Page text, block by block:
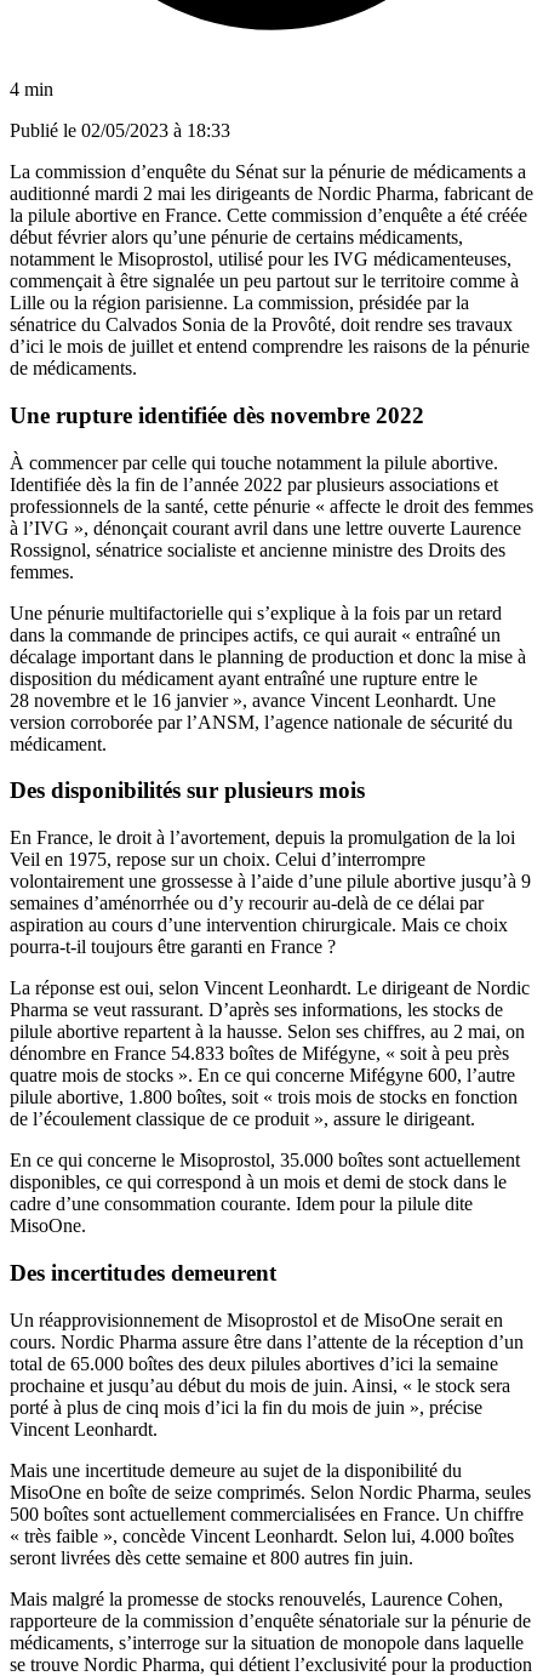
4 min
Publié le 02/05/2023 à 18:33
La commission d’enquête du Sénat sur la pénurie de médicaments a
auditionné mardi 2 mai les dirigeants de Nordic Pharma, fabricant de
la pilule abortive en France. Cette commission d’enquête a été créée
début février alors qu’une pénurie de certains médicaments,
notamment le Misoprostol, utilisé pour les IVG médicamenteuses,
commençait à être signalée un peu partout sur le territoire comme à
Lille ou la région parisienne. La commission, présidée par la
sénatrice du Calvados Sonia de la Provôté, doit rendre ses travaux
d’ici le mois de juillet et entend comprendre les raisons de la pénurie
de médicaments.
Une rupture identifiée dès novembre 2022
À commencer par celle qui touche notamment la pilule abortive.
Identifiée dès la fin de l’année 2022 par plusieurs associations et
professionnels de la santé, cette pénurie « affecte le droit des femmes
à l’IVG », dénonçait courant avril dans une lettre ouverte Laurence
Rossignol, sénatrice socialiste et ancienne ministre des Droits des
femmes.
Une pénurie multifactorielle qui s’explique à la fois par un retard
dans la commande de principes actifs, ce qui aurait « entraîné un
décalage important dans le planning de production et donc la mise à
disposition du médicament ayant entraîné une rupture entre le
28 novembre et le 16 janvier », avance Vincent Leonhardt. Une
version corroborée par l’ANSM, l’agence nationale de sécurité du
médicament.
Des disponibilités sur plusieurs mois
En France, le droit à l’avortement, depuis la promulgation de la loi
Veil en 1975, repose sur un choix. Celui d’interrompre
volontairement une grossesse à l’aide d’une pilule abortive jusqu’à 9
semaines d’aménorrhée ou d’y recourir au-delà de ce délai par
aspiration au cours d’une intervention chirurgicale. Mais ce choix
pourra-t-il toujours être garanti en France ?
La réponse est oui, selon Vincent Leonhardt. Le dirigeant de Nordic
Pharma se veut rassurant. D’après ses informations, les stocks de
pilule abortive repartent à la hausse. Selon ses chiffres, au 2 mai, on
dénombre en France 54.833 boîtes de Mifégyne, « soit à peu près
quatre mois de stocks ». En ce qui concerne Mifégyne 600, l’autre
pilule abortive, 1.800 boîtes, soit « trois mois de stocks en fonction
de l’écoulement classique de ce produit », assure le dirigeant.
En ce qui concerne le Misoprostol, 35.000 boîtes sont actuellement
disponibles, ce qui correspond à un mois et demi de stock dans le
cadre d’une consommation courante. Idem pour la pilule dite
MisoOne.
Des incertitudes demeurent
Un réapprovisionnement de Misoprostol et de MisoOne serait en
cours. Nordic Pharma assure être dans l’attente de la réception d’un
total de 65.000 boîtes des deux pilules abortives d’ici la semaine
prochaine et jusqu’au début du mois de juin. Ainsi, « le stock sera
porté à plus de cinq mois d’ici la fin du mois de juin », précise
Vincent Leonhardt.
Mais une incertitude demeure au sujet de la disponibilité du
MisoOne en boîte de seize comprimés. Selon Nordic Pharma, seules
500 boîtes sont actuellement commercialisées en France. Un chiffre
« très faible », concède Vincent Leonhardt. Selon lui, 4.000 boîtes
seront livrées dès cette semaine et 800 autres fin juin.
Mais malgré la promesse de stocks renouvelés, Laurence Cohen,
rapporteure de la commission d’enquête sénatoriale sur la pénurie de
médicaments, s’interroge sur la situation de monopole dans laquelle
se trouve Nordic Pharma, qui détient l’exclusivité pour la production